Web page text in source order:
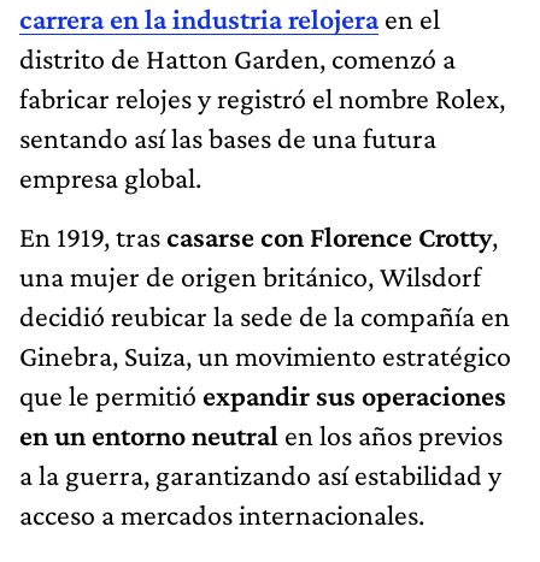
carrera en la industria relojeraen el
distrito de Hatton Garden, comenzó a
fabricar relojes y registró el nombre Rolex,
sentando así las bases de una futura
empresa global.
En 1919, trascasarse con Florence Crotty,
una mujer de origen británico, Wilsdorf
decidió reubicar la sede de la compañía en
Ginebra, Suiza, un movimiento estratégico
que le permitió expandir sus operaciones
en un entorno neutral en los años previos
a la guerra, garantizando así estabilidad y
acceso a mercados internacionales.